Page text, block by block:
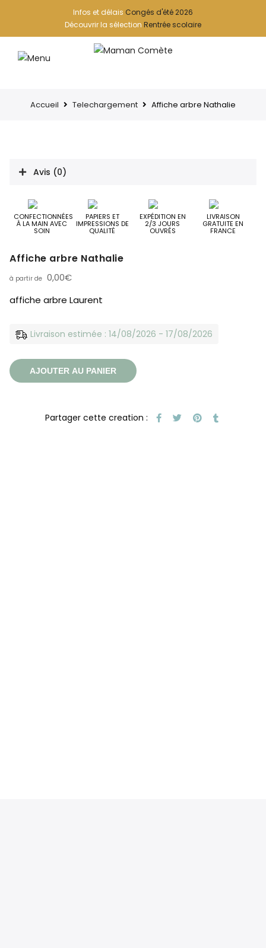
Infos et délais Congés d'été 2026
Découvrir la sélection Rentrée scolaire
Accueil Telechargement Affiche arbre Nathalie
Avis (0)
CONFECTIONNÉES
À LA MAIN AVEC
SOIN
PAPIERS ET
IMPRESSIONS DE
QUALITÉ
EXPÉDITION EN
2/3 JOURS
OUVRÉS
LIVRAISON
GRATUITE EN
FRANCE
Affiche arbre Nathalie
0,00€
affiche arbre Laurent
Livraison estimée : 14/08/2026 - 17/08/2026
AJOUTER AU PANIER